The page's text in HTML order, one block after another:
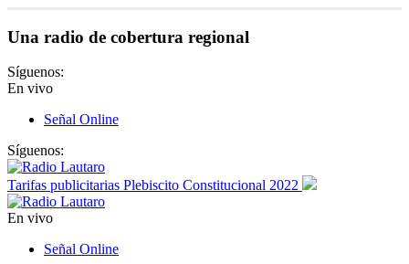
Una radio de cobertura regional
Síguenos:
En vivo
Señal Online
Síguenos:
Tarifas publicitarias Plebiscito Constitucional 2022
En vivo
Señal Online